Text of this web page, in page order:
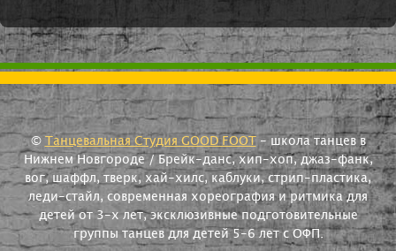
© Танцевальная Студия GOOD FOOT
- школа танцев в
Нижнем Новгороде / Брейк-данс, хип-хоп, джаз-фанк,
вог, шаффл, тверк, хай-хилс, каблуки, стрип-пластика,
леди-стайл, современная хореография и ритмика для
детей от 3-х лет, эксклюзивные подготовительные
группы танцев для детей 5-6 лет с ОФП.